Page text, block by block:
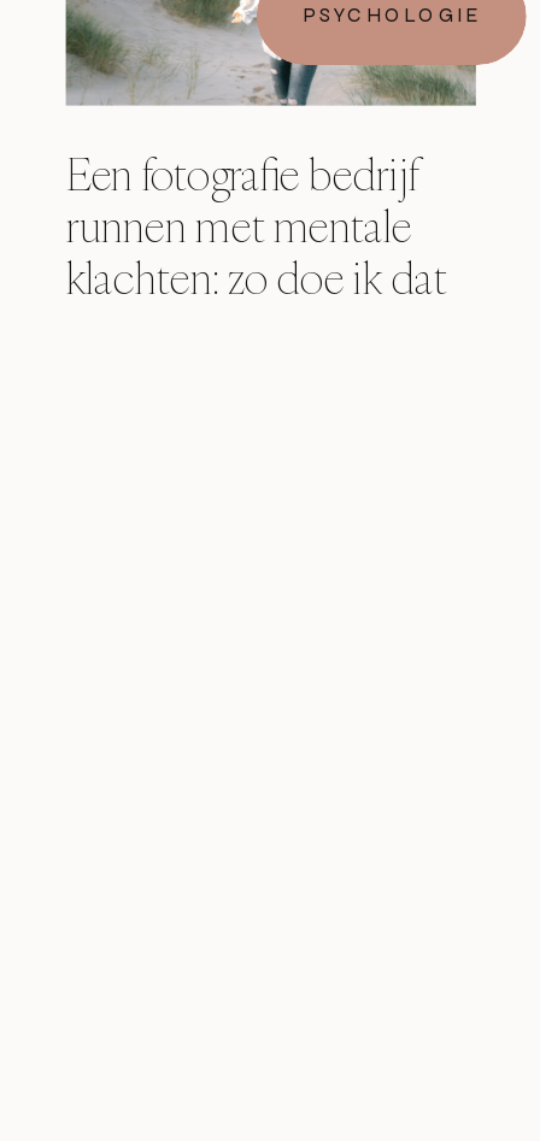
Een fotografie bedrijf
runnen met mentale
klachten: zo doe ik dat
PSYCHOLOGIE